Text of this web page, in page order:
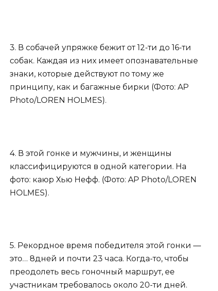
3. В собачей упряжке бежит от 12-ти до 16-ти
собак. Каждая из них имеет опознавательные
знаки, которые действуют по тому же
принципу, как и багажные бирки (Фото: AP
Photo/LOREN HOLMES).
4. В этой гонке и мужчины, и женщины
классифицируются в одной категории. На
фото: каюр Хью Нефф. (Фото: AP Photo/LOREN
HOLMES).
5. Рекордное время победителя этой гонки —
это… 8дней и почти 23 часа. Когда-то, чтобы
преодолеть весь гоночный маршрут, ее
участникам требовалось около 20-ти дней.